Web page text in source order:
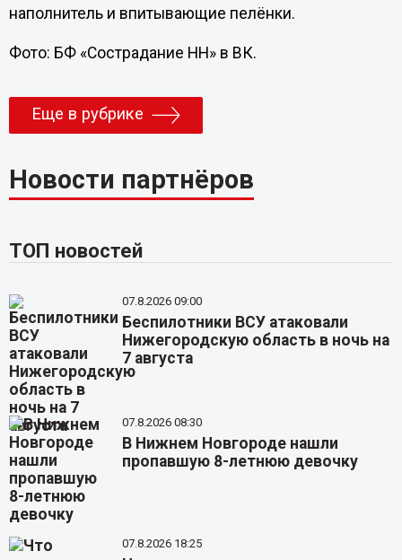
наполнитель и впитывающие пелёнки.
Фото: БФ «Сострадание НН» в ВК.
Еще в рубрике
Новости партнёров
ТОП новостей
07.8.2026 09:00
Беспилотники ВСУ атаковали
Нижегородскую область в ночь на
7 августа
07.8.2026 08:30
В Нижнем Новгороде нашли
пропавшую 8-летнюю девочку
07.8.2026 18:25